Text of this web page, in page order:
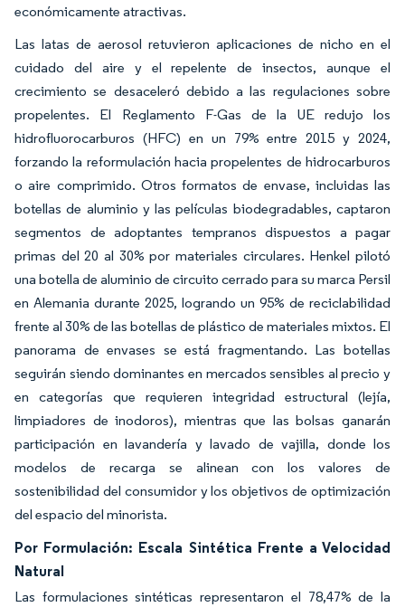
económicamente atractivas.
Las latas de aerosol retuvieron aplicaciones de nicho en el
cuidado del aire y el repelente de insectos, aunque el
crecimiento se desaceleró debido a las regulaciones sobre
propelentes. El Reglamento F-Gas de la UE redujo los
hidrofluorocarburos (HFC) en un 79% entre 2015 y 2024,
forzando la reformulación hacia propelentes de hidrocarburos
o aire comprimido. Otros formatos de envase, incluidas las
botellas de aluminio y las películas biodegradables, captaron
segmentos de adoptantes tempranos dispuestos a pagar
primas del 20 al 30% por materiales circulares. Henkel pilotó
una botella de aluminio de circuito cerrado para su marca Persil
en Alemania durante 2025, logrando un 95% de reciclabilidad
frente al 30% de las botellas de plástico de materiales mixtos. El
panorama de envases se está fragmentando. Las botellas
seguirán siendo dominantes en mercados sensibles al precio y
en categorías que requieren integridad estructural (lejía,
limpiadores de inodoros), mientras que las bolsas ganarán
participación en lavandería y lavado de vajilla, donde los
modelos de recarga se alinean con los valores de
sostenibilidad del consumidor y los objetivos de optimización
del espacio del minorista.
Por Formulación: Escala Sintética Frente a Velocidad
Natural
Las formulaciones sintéticas representaron el 78,47% de la